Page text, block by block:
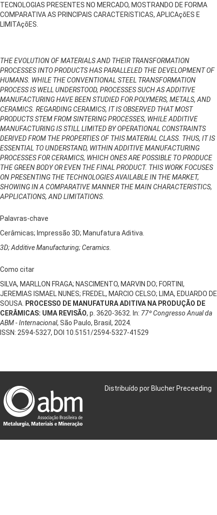
TECNOLOGIAS PRESENTES NO MERCADO, MOSTRANDO DE FORMA
COMPARATIVA AS PRINCIPAIS CARACTERíSTICAS, APLICAçõES E
LIMITAçõES.
THE EVOLUTION OF MATERIALS AND THEIR TRANSFORMATION
PROCESSES INTO PRODUCTS HAS PARALLELED THE DEVELOPMENT OF
HUMANS. WHILE THE CONVENTIONAL STEEL TRANSFORMATION
PROCESS IS WELL UNDERSTOOD, PROCESSES SUCH AS ADDITIVE
MANUFACTURING HAVE BEEN STUDIED FOR POLYMERS, METALS, AND
CERAMICS. REGARDING CERAMICS, IT IS OBSERVED THAT MOST
PRODUCTS STEM FROM SINTERING PROCESSES, WHILE ADDITIVE
MANUFACTURING IS STILL LIMITED BY OPERATIONAL CONSTRAINTS
DERIVED FROM THE PROPERTIES OF THIS MATERIAL CLASS. THUS, IT IS
ESSENTIAL TO UNDERSTAND, WITHIN ADDITIVE MANUFACTURING
PROCESSES FOR CERAMICS, WHICH ONES ARE POSSIBLE TO PRODUCE
THE GREEN BODY OR EVEN THE FINAL PRODUCT. THIS WORK FOCUSES
ON PRESENTING THE TECHNOLOGIES AVAILABLE IN THE MARKET,
SHOWING IN A COMPARATIVE MANNER THE MAIN CHARACTERISTICS,
APPLICATIONS, AND LIMITATIONS.
Palavras-chave
Cerâmicas; Impressão 3D; Manufatura Aditiva.
3D; Additive Manufacturing; Ceramics.
Como citar
SILVA, MARLLON FRAGA; NASCIMENTO, MARVIN DO; FORTINI,
JEREMIAS ISMAEL NUNES; FREDEL, MARCIO CELSO; LIMA, EDUARDO DE
SOUSA. PROCESSO DE MANUFATURA ADITIVA NA PRODUÇÃO DE
CERÂMICAS: UMA REVISÃO, p. 3620-3632. In: 77º Congresso Anual da
ABM - Internacional, São Paulo, Brasil, 2024.
ISSN: 2594-5327, DOI 10.5151/2594-5327-41529
Distribuído por Blucher Preceeding